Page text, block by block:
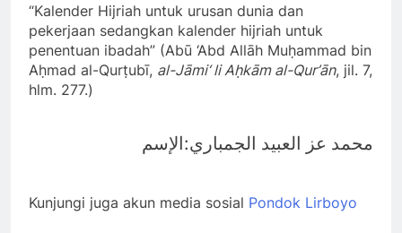
“Kalender Hijriah untuk urusan dunia dan
pekerjaan sedangkan kalender hijriah untuk
penentuan ibadah” (Abū ‘Abd Allāh Muḥammad bin
Aḥmad al-Qurṭubī, al-Jāmi‘ li Aḥkām al-Qur’ān, jil. 7,
hlm. 277.)
الإسم :محمد عز العبيد الجمباري
Kunjungi juga akun media sosial Pondok Lirboyo